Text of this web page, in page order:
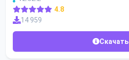
4.8
14 959
Скачать